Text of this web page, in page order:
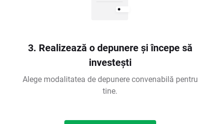
3. Realizează o depunere și începe să
investești
Alege modalitatea de depunere convenabilă pentru
tine.